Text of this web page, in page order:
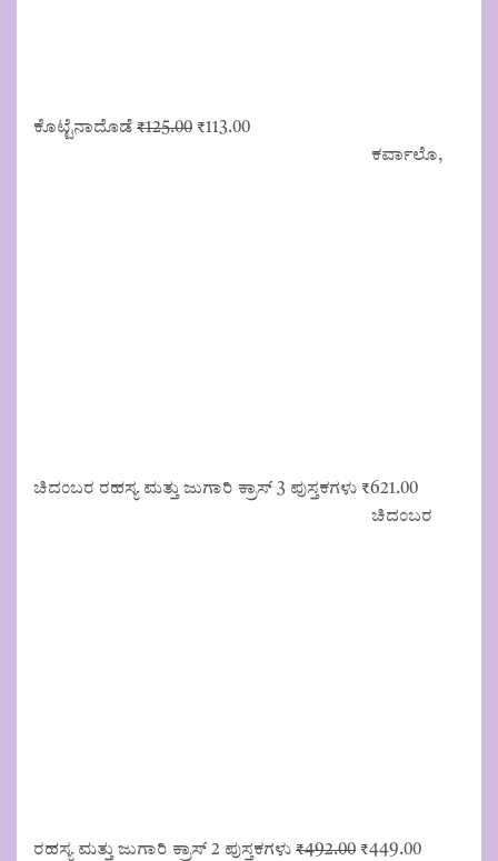
ಕೊಟ್ಟೆನಾದೊಡೆ ₹125.00 Original
₹113.00Current
ಕರ್ವಾಲೊ,
ಚಿದಂಬರ ರಹಸ್ಯ ಮತ್ತು ಜುಗಾರಿ ಕ್ರಾಸ್ 3 ಪುಸ್ತಕಗಳು ₹621.00
ಚಿದಂಬರ
ರಹಸ್ಯ ಮತ್ತು ಜುಗಾರಿ ಕ್ರಾಸ್ 2 ಪುಸ್ತಕಗಳು ₹492.00 Original
₹449.00Current